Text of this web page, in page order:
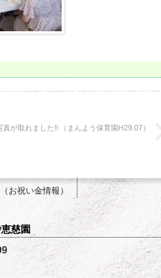
真が取れました!! （まんよう保育園H29.07）
お祝い金情報）
慈園